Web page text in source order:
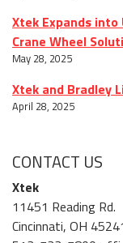
Xtek Expands into
Crane Wheel
May 28, 2025
Xtek and Bradley
April 28, 2025
CONTACT US
Xtek
11451 Reading Rd.
Cincinnati, OH